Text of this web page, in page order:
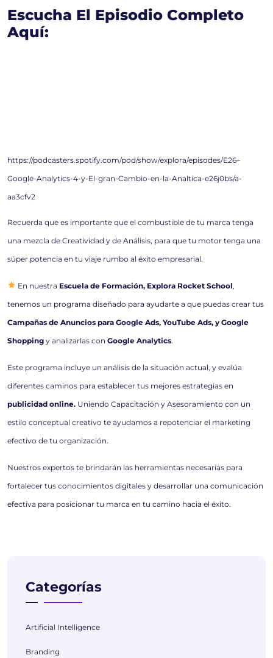
Escucha El Episodio Completo
Aquí:
https://podcasters.spotify.com/pod/show/explora/episodes/E26–
Google-Analytics-4-y-El-gran-Cambio-en-la-Analtica-e26j0bs/a-
aa3cfv2
Recuerda que es importante que el combustible de tu marca tenga
una mezcla de Creatividad y de Análisis, para que tu motor tenga una
súper potencia en tu viaje rumbo al éxito empresarial.
En nuestra Escuela de Formación, Explora Rocket School,
tenemos un programa diseñado para ayudarte a que puedas crear tus
Campañas de Anuncios para Google Ads, YouTube Ads, y Google
Shopping y analizarlas con Google Analytics.
Este programa incluye un análisis de la situación actual, y evalúa
diferentes caminos para establecer tus mejores estrategias en
publicidad online. Uniendo Capacitación y Asesoramiento con un
estilo conceptual creativo te ayudamos a repotenciar el marketing
efectivo de tu organización.
Nuestros expertos te brindarán las herramientas necesarias para
fortalecer tus conocimientos digitales y desarrollar una comunicación
efectiva para posicionar tu marca en tu camino hacia el éxito.
Categorías
Artificial Intelligence
Branding